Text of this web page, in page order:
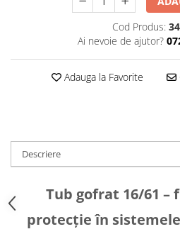
Bielete Motostivuitor
Capete de Bară Motostivuitor
Cilindrii Directie
Sistem Electric
Alternatoare Motostivuitor
Bujii Motostivuitoare
Contact Pornire
Electromotoare Stivuitor
Cod Produs:
Ai nevoie de ajutor?
Adauga la Favorite
Descriere
Tub gofrat 16/61
protecție în